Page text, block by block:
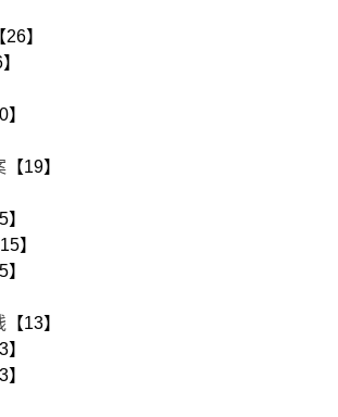
26】
】
【19】
】
15】
】
【13】
】
】